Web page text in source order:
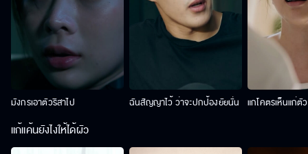
มังกรเอาตัวริสาไป ฉันสัญญาไว้ ว่าจะปกป้องยัยนั่น แกโคตรเห็นแก่ตั
แก้แค้นยังไงให้ได้ผัว